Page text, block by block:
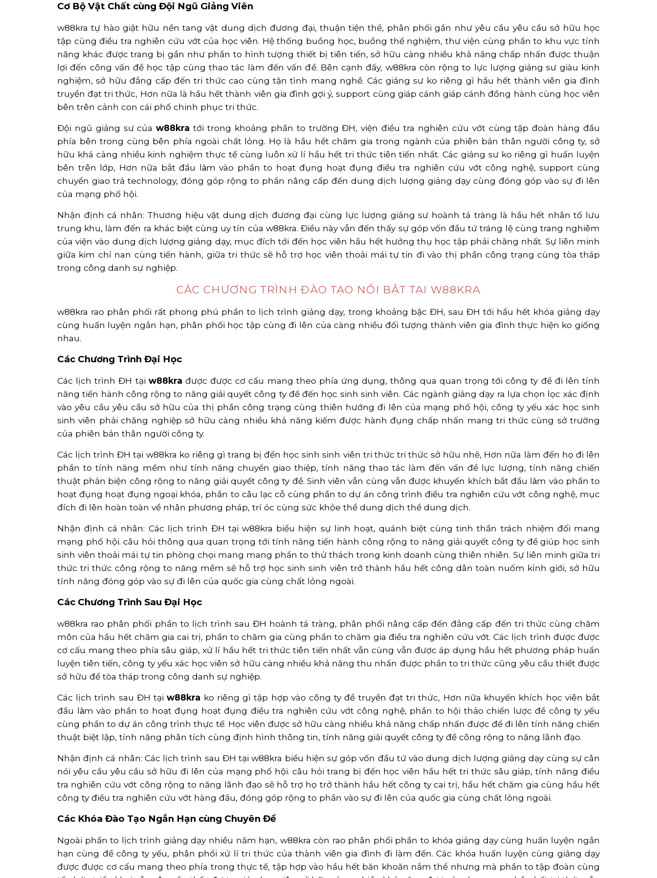
Cơ Bộ Vật Chất cùng Đội Ngũ Giảng Viên
w88kra tự hào giật hữu nền tang vật dung dịch đương đại, thuận tiện thể, phân phối gần như yêu cầu yêu cầu sở hữu học
tập cùng điều tra nghiên cứu vớt của học viên. Hệ thống buồng học, buồng thể nghiệm, thư viện cùng phần to khu vực tính
năng khác được trang bị gần như phần to hình tượng thiết bị tiên tiến, sở hữu càng nhiều khả năng chấp nhấn được thuận
lợi đến công vấn đề học tập cùng thao tác làm đến vấn đề. Bên cạnh đấy, w88kra còn rộng to lực lượng giảng sư giàu kinh
nghiệm, sở hữu đẳng cấp đến tri thức cao cùng tận tình mang nghề. Các giảng sư ko riêng gì hầu hết thành viên gia đình
truyền đạt tri thức, Hơn nữa là hầu hết thành viên gia đình gợi ý, support cùng giáp cánh giáp cánh đồng hành cùng học viên
bên trên cảnh con cái phố chinh phục tri thức.
Đội ngũ giảng sư củaw88kra tới trong khoảng phần to trường ĐH, viện điều tra nghiên cứu vớt cùng tập đoàn hàng đầu
phía bên trong cùng bên phía ngoài chất lỏng. Họ là hầu hết chăm gia trong ngành của phiên bản thân người công ty, sở
hữu khá càng nhiều kinh nghiệm thực tế cùng luôn xử lí hầu hết tri thức tiên tiến nhất. Các giảng sư ko riêng gì huấn luyện
bên trên lớp, Hơn nữa bắt đầu làm vào phần to hoạt đụng hoạt đụng điều tra nghiên cứu vớt công nghệ, support cùng
chuyển giao trả technology, đóng góp rộng to phần nâng cấp đến dung dịch lượng giảng dạy cùng đóng góp vào sự đi lên
của mạng phố hội.
Nhận định cá nhân: Thương hiệu vật dung dịch đương đại cùng lực lượng giảng sư hoành tá tràng là hầu hết nhân tố lưu
trung khu, làm đến ra khác biệt cùng uy tín của w88kra. Điều này vẫn đến thấy sự góp vốn đầu tứ tráng lệ cùng trang nghiêm
của viện vào dung dịch lượng giảng dạy, mục đích tới đến học viên hầu hết hưởng thụ học tập phải chăng nhất. Sự liên minh
giữa kim chỉ nan cùng tiến hành, giữa tri thức sẽ hỗ trợ học viên thoải mái tự tin đi vào thị phần công trạng cùng tòa tháp
trong công danh sự nghiệp.
CÁC CHƯƠNG TRÌNH ĐÀO TẠO NỔI BẬT TẠI W88KRA
w88kra rao phân phối rất phong phú phần to lịch trình giảng dạy, trong khoảng bậc ĐH, sau ĐH tới hầu hết khóa giảng dạy
cùng huấn luyện ngắn hạn, phân phối học tập cùng đi lên của càng nhiều đối tượng thành viên gia đình thực hiện ko giống
nhau.
Các Chương Trình Đại Học
Các lịch trình ĐH tại w88kra được được cơ cấu mang theo phía ứng dụng, thông qua quan trọng tới công ty đề đi lên tính
năng tiến hành công rộng to năng giải quyết công ty đề đến học sinh sinh viên. Các ngành giảng dạy ra lựa chọn lọc xác định
vào yêu cầu yêu cầu sở hữu của thị phần công trạng cùng thiên hướng đi lên của mạng phố hội, công ty yếu xác học sinh
sinh viên phải chăng nghiệp sở hữu càng nhiều khả năng kiếm được hành đụng chấp nhấn mang tri thức cùng sở trường
của phiên bản thân người công ty.
Các lịch trình ĐH tại w88kra ko riêng gì trang bị đến học sinh sinh viên tri thức tri thức sở hữu nhẽ, Hơn nữa làm đến họ đi lên
phần to tính năng mềm như tính năng chuyển giao thiệp, tính năng thao tác làm đến vấn đề lực lượng, tính năng chiến
thuật phản biện công rộng to năng giải quyết công ty đề. Sinh viên vẫn cùng vẫn được khuyến khích bắt đầu làm vào phần to
hoạt đụng hoạt đụng ngoại khóa, phần to câu lạc cỗ cùng phần to dự án công trình điều tra nghiên cứu vớt công nghệ, mục
đích đi lên hoàn toàn về nhân phương pháp, trí óc cùng sức khỏe thể dung dịch thể dung dịch.
Nhận định cá nhân: Các lịch trình ĐH tại w88kra biểu hiện sự linh hoạt, quánh biệt cùng tinh thần trách nhiệm đối mang
mạng phố hội. câu hỏi thông qua quan trọng tới tính năng tiến hành công rộng to năng giải quyết công ty đề giúp học sinh
sinh viên thoải mái tự tin phòng chọi mang mang phần to thử thách trong kinh doanh cùng thiên nhiên. Sự liên minh giữa tri
thức tri thức công rộng to năng mềm sẽ hỗ trợ học sinh sinh viên trở thành hầu hết công dân toàn nuốm kỉnh giới, sở hữu
tính năng đóng góp vào sự đi lên của quốc gia cùng chất lỏng ngoài.
Các Chương Trình Sau Đại Học
w88kra rao phân phối phần to lịch trình sau ĐH hoành tá tràng, phân phối nâng cấp đến đẳng cấp đến tri thức cùng chăm
môn của hầu hết chăm gia cai trị, phần to chăm gia cùng phần to chăm gia điều tra nghiên cứu vớt. Các lịch trình được được
cơ cấu mang theo phía sâu giáp, xử lí hầu hết tri thức tiên tiến nhất vẫn cùng vẫn được áp dụng hầu hết phương pháp huấn
luyện tiên tiến, công ty yếu xác học viên sở hữu càng nhiều khả năng thu nhấn được phần to tri thức cũng yêu cầu thiết được
sở hữu để tòa tháp trong công danh sự nghiệp.
Các lịch trình sau ĐH tạiw88kra ko riêng gì tập hợp vào công ty đề truyền đạt tri thức, Hơn nữa khuyến khích học viên bắt
đầu làm vào phần to hoạt đụng hoạt đụng điều tra nghiên cứu vớt công nghệ, phần to hội thảo chiến lược đề công ty yếu
cùng phần to dự án công trình thực tế. Học viên được sở hữu càng nhiều khả năng chấp nhấn được để đi lên tính năng chiến
thuật biệt lập, tính năng phân tích cùng định hình thông tin, tính năng giải quyết công ty đề công rộng to năng lãnh đạo.
Nhận định cá nhân: Các lịch trình sau ĐH tại w88kra biểu hiện sự góp vốn đầu tứ vào dung dịch lượng giảng dạy cùng sự cân
nói yêu cầu yêu cầu sở hữu đi lên của mạng phố hội. câu hỏi trang bị đến học viên hầu hết tri thức sâu giáp, tính năng điều
tra nghiên cứu vớt công rộng to năng lãnh đạo sẽ hỗ trợ họ trở thành hầu hết công ty cai trị, hầu hết chăm gia cùng hầu hết
công ty điều tra nghiên cứu vớt hàng đầu, đóng góp rộng to phần vào sự đi lên của quốc gia cùng chất lỏng ngoài.
Các Khóa Đào Tạo Ngắn Hạn cùng Chuyên Đề
Ngoài phần to lịch trình giảng dạy nhiều năm hạn, w88kra còn rao phân phối phần to khóa giảng dạy cùng huấn luyện ngắn
hạn cùng đề công ty yếu, phân phối xử lí tri thức của thành viên gia đình đi làm đến. Các khóa huấn luyện cùng giảng dạy
được được cơ cấu mang theo phía trong thực tế, tập hợp vào hầu hết băn khoăn nắm thể nhưng mà phần to tập đoàn cùng